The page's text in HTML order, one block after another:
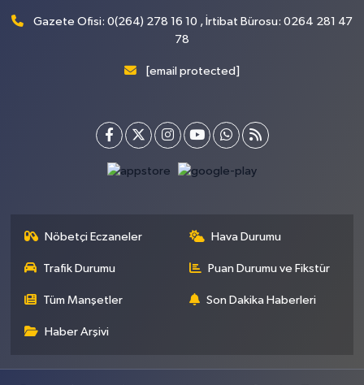
Gazete Ofisi: 0(264) 278 16 10 , İrtibat Bürosu: 0264 281 47
78
[email protected]
Nöbetçi Eczaneler Hava Durumu
Trafik Durumu Puan Durumu ve Fikstür
Tüm Manşetler Son Dakika Haberleri
Haber Arşivi